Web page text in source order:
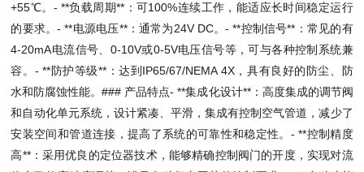
+55℃。- **负载周期**：可100%连续工作，能适应长时间稳定运行
的要求。- **电源电压**：通常为24V DC。- **控制信号**：常见的有
4-20mA电流信号、0-10V或0-5V电压信号等，可与各种控制系统兼
容。- **防护等级**：达到IP65/67/NEMA 4X，具有良好的防尘、防
水和防腐蚀性能。### 产品特点- **集成化设计**：高度集成的调节阀
和自动化单元系统，设计紧凑、平滑，集成有控制空气管道，减少了
安装空间和管道连接，提高了系统的可靠性和稳定性。- **控制精度
高**：采用优良的定位器技术，能够精确控制阀门的开度，实现对流